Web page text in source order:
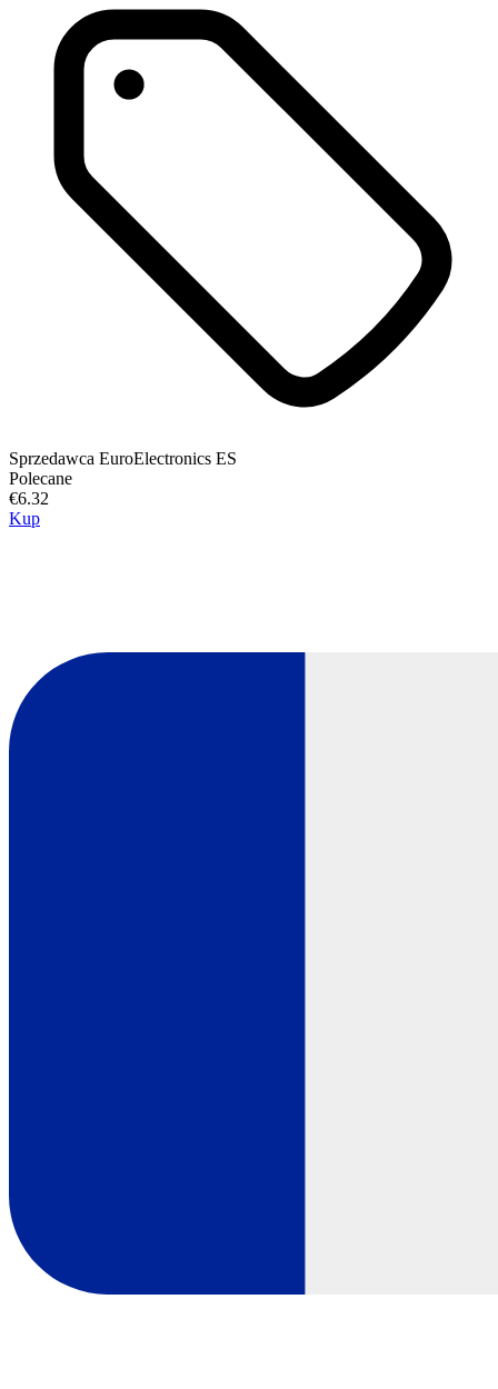
Sprzedawca EuroElectronics ES
Polecane
€6.32
Kup